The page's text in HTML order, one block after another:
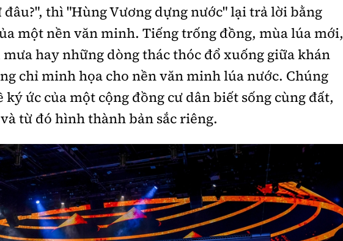
thì "Hùng Vương dựng nước" lại trả lời bằng
một nền văn minh. Tiếng trống đồng, mùa lúa mới,
hay những dòng thác thóc đổ xuống giữa khán
chỉ minh họa cho nền văn minh lúa nước. Chúng
ký ức của một cộng đồng cư dân biết sống cùng đất,
từ đó hình thành bản sắc riêng.